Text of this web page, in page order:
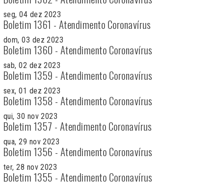
seg, 04 dez 2023
Boletim 1361 - Atendimento Coronavírus
dom, 03 dez 2023
Boletim 1360 - Atendimento Coronavírus
sab, 02 dez 2023
Boletim 1359 - Atendimento Coronavírus
sex, 01 dez 2023
Boletim 1358 - Atendimento Coronavírus
qui, 30 nov 2023
Boletim 1357 - Atendimento Coronavírus
qua, 29 nov 2023
Boletim 1356 - Atendimento Coronavírus
ter, 28 nov 2023
Boletim 1355 - Atendimento Coronavírus